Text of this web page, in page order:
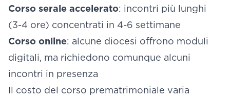
Corso serale accelerato: incontri più lunghi
(3-4 ore) concentrati in 4-6 settimane
Corso online: alcune diocesi offrono moduli
digitali, ma richiedono comunque alcuni
incontri in presenza
Il costo del corso prematrimoniale varia